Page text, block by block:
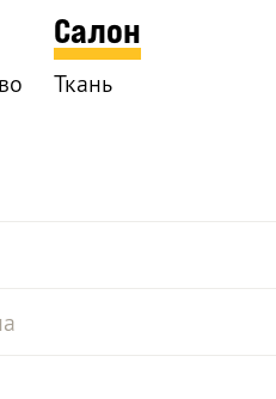
Салон
Ткань